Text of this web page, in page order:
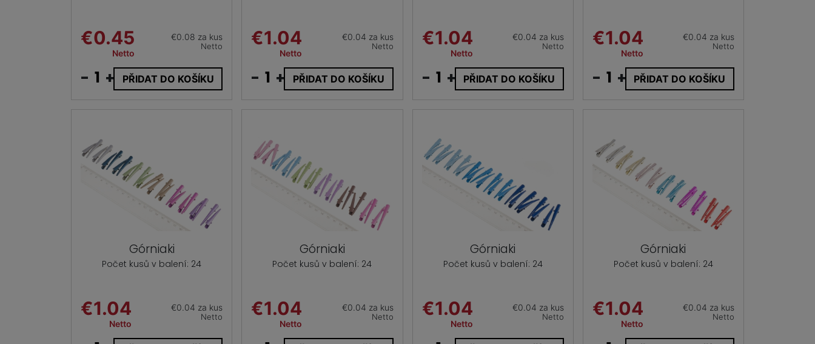
€0.45
Netto
€0.08 za kus
Netto
- + PŘIDAT DO KOŠÍKU
€1.04
Netto
€0.04 za kus
Netto
- + PŘIDAT DO KOŠÍKU
€1.04
Netto
€0.04 za kus
Netto
- + PŘIDAT DO KOŠÍKU
€1.04
Netto
€0.04 za kus
Netto
- + PŘIDAT DO KOŠÍKU
Górniaki
Počet kusů v balení: 24
€1.04
Netto
€0.04 za kus
Netto
Górniaki
Počet kusů v balení: 24
€1.04
Netto
€0.04 za kus
Netto
Górniaki
Počet kusů v balení: 24
€1.04
Netto
€0.04 za kus
Netto
Górniaki
Počet kusů v balení: 24
€1.04
Netto
€0.04 za kus
Netto